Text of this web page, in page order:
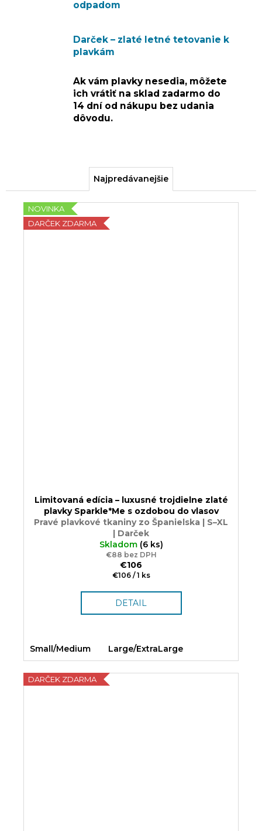
odpadom
Darček – zlaté letné tetovanie k
plavkám
Ak vám plavky nesedia, môžete
ich vrátiť na sklad zadarmo do
14 dní od nákupu bez udania
dôvodu.
Najpredávanejšie
NOVINKA
DARČEK ZDARMA
Limitovaná edícia – luxusné trojdielne zlaté
plavky Sparkle*Me s ozdobou do vlasov
Pravé plavkové tkaniny zo Španielska | S–XL
| Darček
Skladom (6 ks)
€88 bez DPH
€106
Jednotková
€106 / 1 ks
DETAIL
Small/Medium Large/ExtraLarge
DARČEK ZDARMA